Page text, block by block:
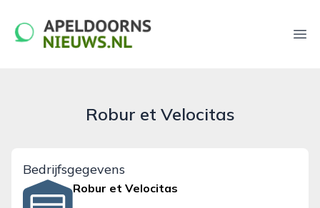
apeldoornsnieuws.nl
Robur et Velocitas
Bedrijfsgegevens
Robur et Velocitas